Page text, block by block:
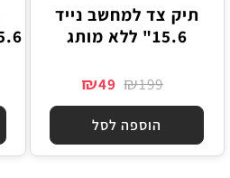
תיק צד למחשב נייד
15.6" ללא מותג
₪199
₪49
הוספה לסל